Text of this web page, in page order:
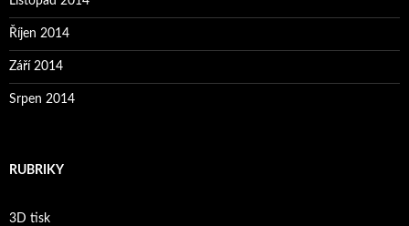
Říjen 2014
Září 2014
Srpen 2014
RUBRIKY
3D tisk